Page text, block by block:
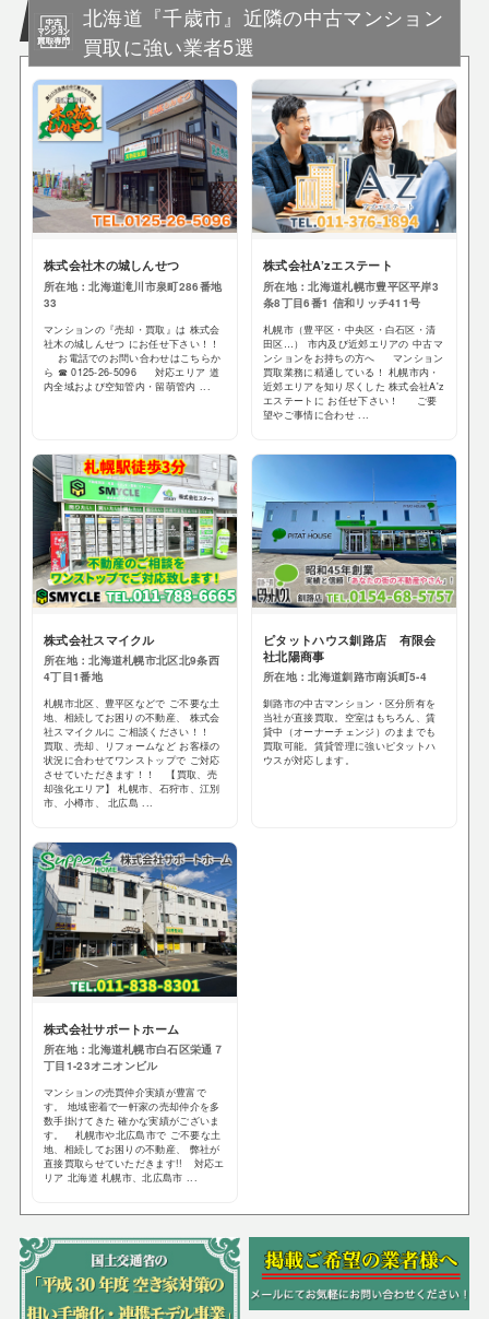
北海道『千歳市』近隣の中古マンション
買取に強い業者5選
株式会社木の城しんせつ
所在地：北海道滝川市泉町286番地
33
マンションの『売却・買取』は 株式会
社木の城しんせつ にお任せ下さい！！
お電話でのお問い合わせはこちらか
ら ☎ 0125-26-5096 対応エリア 道
内全域および空知管内・留萌管内 ...
株式会社A’zエステート
所在地：北海道札幌市豊平区平岸3
条8丁目6番1 信和リッチ411号
札幌市（豊平区・中央区・白石区・清
田区…） 市内及び近郊エリアの 中古マ
ンションをお持ちの方へ マンション
買取業務に精通している！ 札幌市内・
近郊エリアを知り尽くした 株式会社A'z
エステートに お任せ下さい！ ご要
望やご事情に合わせ ...
株式会社スマイクル
所在地：北海道札幌市北区北9条西
4丁目1番地
札幌市北区、豊平区などで ご不要な土
地、相続してお困りの不動産、 株式会
社スマイクルに ご相談ください！！
買取、売却、リフォームなど お客様の
状況に合わせてワンストップで ご対応
させていただきます！！ 【買取、売
却強化エリア】 札幌市、石狩市、江別
市、小樽市、 北広島 ...
ピタットハウス釧路店 有限会
社北陽商事
所在地：北海道釧路市南浜町5-4
釧路市の中古マンション・区分所有を
当社が直接買取。空室はもちろん、賃
貸中（オーナーチェンジ）のままでも
買取可能。賃貸管理に強いピタットハ
ウスが対応します。
株式会社サポートホーム
所在地：北海道札幌市白石区栄通７
丁目1-23オニオンビル
マンションの売買仲介実績が豊富で
す。 地域密着で一軒家の売却仲介を多
数手掛けてきた 確かな実績がございま
す。 札幌市や北広島市で ご不要な土
地、相続してお困りの不動産、 弊社が
直接買取らせていただきます!! 対応エ
リア 北海道 札幌市、北広島市 ...